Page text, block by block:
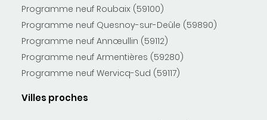
Programme neuf Roubaix (59100)
Programme neuf Quesnoy-sur-Deûle (59890)
Programme neuf Annœullin (59112)
Programme neuf Armentières (59280)
Programme neuf Wervicq-Sud (59117)
Villes proches